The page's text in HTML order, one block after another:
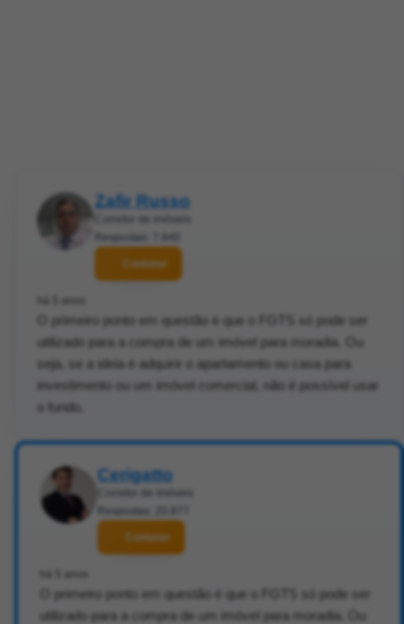
Zafir Russo
Corretor de imóveis
Respostas: 7.840
Contatar
há 5 anos
O primeiro ponto em questão é que o FGTS só pode ser
utilizado para a compra de um imóvel para moradia. Ou
seja, se a ideia é adquirir o apartamento ou casa para
investimento ou um imóvel comercial, não é possível usar
o fundo.
Cerigatto
Corretor de imóveis
Respostas: 20.877
Contatar
há 5 anos
O primeiro ponto em questão é que o FGTS só pode ser
utilizado para a compra de um imóvel para moradia. Ou